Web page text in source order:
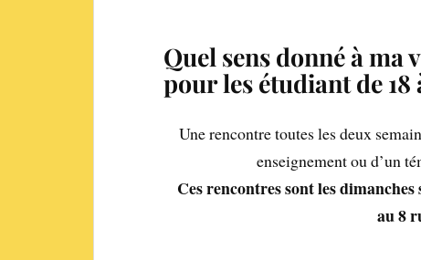
Quel sens donné à ma
pour les étudiant de 18
Une rencontre toutes les deux
enseignement ou d’un
Ces rencontres sont les
au 8